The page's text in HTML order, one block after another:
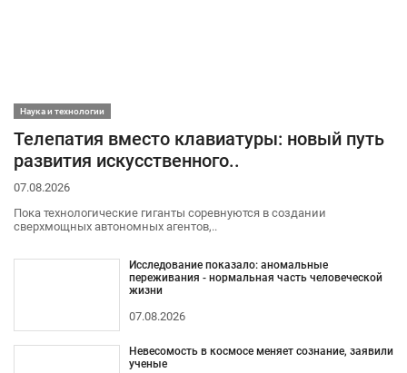
Наука и технологии
Телепатия вместо клавиатуры: новый путь
развития искусственного..
07.08.2026
Пока технологические гиганты соревнуются в создании
сверхмощных автономных агентов,..
Исследование показало: аномальные
переживания - нормальная часть человеческой
жизни
07.08.2026
Невесомость в космосе меняет сознание, заявили
ученые